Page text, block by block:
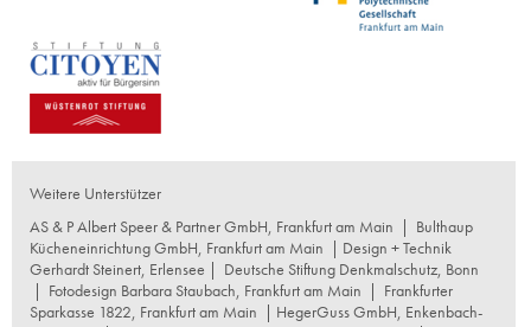
Weitere Unterstützer
AS & P Albert Speer & Partner GmbH, Frankfurt am Main | Bulthaup
Kücheneinrichtung GmbH, Frankfurt am Main | Design + Technik
Gerhardt Steinert, Erlensee | Deutsche Stiftung Denkmalschutz, Bonn
| Fotodesign Barbara Staubach, Frankfurt am Main | Frankfurter
Sparkasse 1822, Frankfurt am Main | HegerGuss GmbH, Enkenbach-